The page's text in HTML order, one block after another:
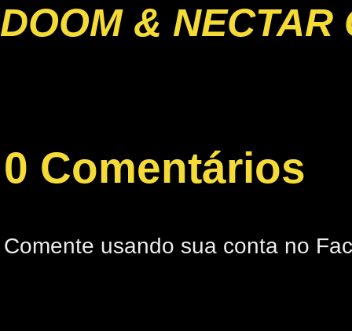
DOOM & NECTAR
0 Comentários
Comente usando sua conta no